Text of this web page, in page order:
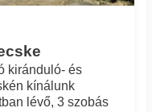
kiránduló- és
kínálunk
lévő, 3 szobás